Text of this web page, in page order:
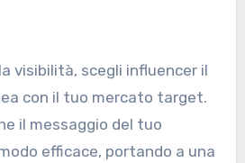
visibilità, scegli influencer il
con il tuo mercato target.
il messaggio del tuo
efficace, portando a una